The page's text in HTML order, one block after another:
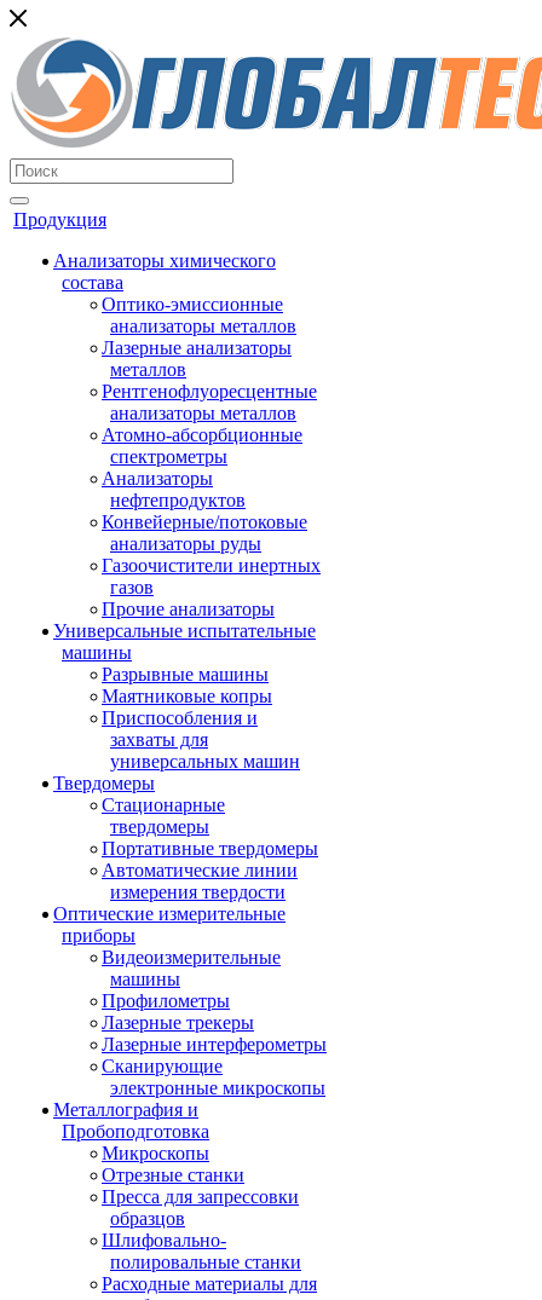
Продукция
Анализаторы химического
состава
Оптико-эмиссионные
анализаторы металлов
Лазерные анализаторы
металлов
Рентгенофлуоресцентные
анализаторы металлов
Атомно-абсорбционные
спектрометры
Анализаторы
нефтепродуктов
Конвейерные/потоковые
анализаторы руды
Газоочистители инертных
газов
Прочие анализаторы
Универсальные испытательные
машины
Разрывные машины
Маятниковые копры
Приспособления и
захваты для
универсальных машин
Твердомеры
Стационарные
твердомеры
Портативные твердомеры
Автоматические линии
измерения твердости
Оптические измерительные
приборы
Видеоизмерительные
машины
Профилометры
Лазерные трекеры
Лазерные интерферометры
Сканирующие
электронные микроскопы
Металлография и
Пробоподготовка
Микроскопы
Отрезные станки
Пресса для запрессовки
образцов
Шлифовально-
полировальные станки
Расходные материалы для